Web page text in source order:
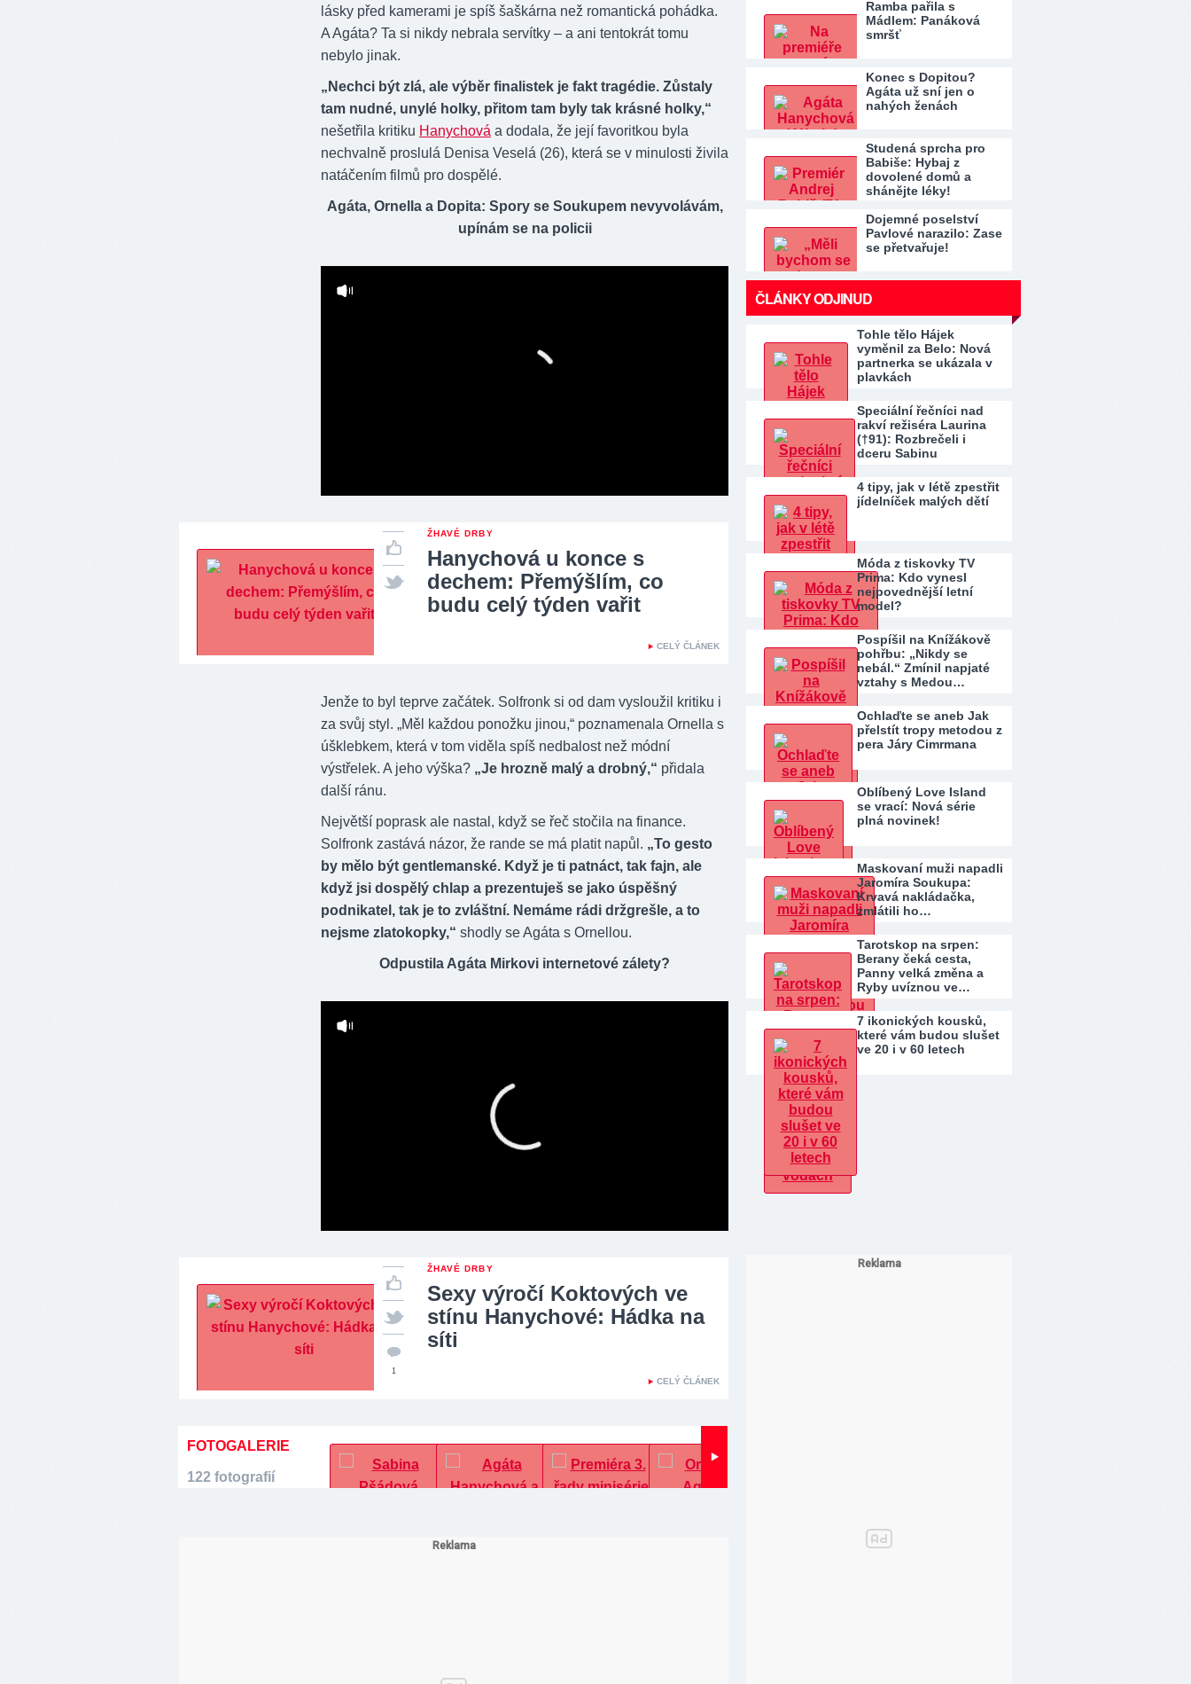
lásky před kamerami je spíš šaškárna než romantická pohádka.
A Agáta? Ta si nikdy nebrala servítky – a ani tentokrát tomu
nebylo jinak.
„Nechci být zlá, ale výběr finalistek je fakt tragédie. Zůstaly
tam nudné, unylé holky, přitom tam byly tak krásné holky,“
nešetřila kritiku Hanychová a dodala, že její favoritkou byla
nechvalně proslulá Denisa Veselá (26), která se v minulosti živila
natáčením filmů pro dospělé.
Agáta, Ornella a Dopita: Spory se Soukupem nevyvolávám,
upínám se na policii
ŽHAVÉ DRBY
Hanychová u konce s
dechem: Přemýšlím, co
budu celý týden vařit
CELÝ ČLÁNEK
Jenže to byl teprve začátek. Solfronk si od dam vysloužil kritiku i
za svůj styl. „Měl každou ponožku jinou,“ poznamenala Ornella s
úšklebkem, která v tom viděla spíš nedbalost než módní
výstřelek. A jeho výška? „Je hrozně malý a drobný,“ přidala
další ránu.
Největší poprask ale nastal, když se řeč stočila na finance.
Solfronk zastává názor, že rande se má platit napůl. „To gesto
by mělo být gentlemanské. Když je ti patnáct, tak fajn, ale
když jsi dospělý chlap a prezentuješ se jako úspěšný
podnikatel, tak je to zvláštní. Nemáme rádi držgrešle, a to
nejsme zlatokopky,“ shodly se Agáta s Ornellou.
Odpustila Agáta Mirkovi internetové zálety?
ŽHAVÉ DRBY
Sexy výročí Koktových ve
stínu Hanychové: Hádka na
síti
CELÝ ČLÁNEK
1
FOTOGALERIE
122 fotografií
Ramba pařila s
Mádlem: Panáková
smršť
Konec s Dopitou?
Agáta už sní jen o
nahých ženách
Studená sprcha pro
Babiše: Hybaj z
dovolené domů a
shánějte léky!
Dojemné poselství
Pavlové narazilo: Zase
se přetvařuje!
ČLÁNKY ODJINUD
Tohle tělo Hájek
vyměnil za Belo: Nová
partnerka se ukázala v
plavkách
Speciální řečníci nad
rakví režiséra Laurina
(†91): Rozbrečeli i
dceru Sabinu
4 tipy, jak v létě zpestřit
jídelníček malých dětí
Móda z tiskovky TV
Prima: Kdo vynesl
nejpovednější letní
model?
Pospíšil na Knížákově
pohřbu: „Nikdy se
nebál.“ Zmínil napjaté
vztahy s Medou…
Ochlaďte se aneb Jak
přelstít tropy metodou z
pera Járy Cimrmana
Oblíbený Love Island
se vrací: Nová série
plná novinek!
Maskovaní muži napadli
Jaromíra Soukupa:
Krvavá nakládačka,
zmlátili ho…
Tarotskop na srpen:
Berany čeká cesta,
Panny velká změna a
Ryby uvíznou ve…
7 ikonických kousků,
které vám budou slušet
ve 20 i v 60 letech